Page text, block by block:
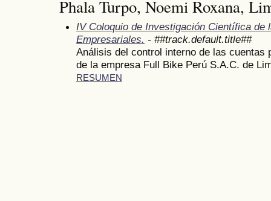
Phala Turpo, Noemi Roxana,
IV Coloquio de Investigación Científica de
Empresariales. - ##track.default.title##
Análisis del control interno de las
de la empresa Full Bike Perú S.A.C. de
RESUMEN